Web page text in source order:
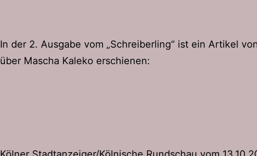
In der 2. Ausgabe vom „Schreiberling“ ist ein Artikel
über Mascha Kaleko erschienen: